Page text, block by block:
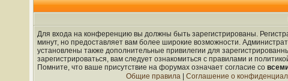
Для входа на конференцию вы должны быть зарегистрированы.
минут, но предоставляет вам более широкие возможности.
установлены также дополнительные привилегии для
зарегистрироваться, вам следует ознакомиться с правилами и
Помните, что ваше присутствие на форумах означает согласие со
Общие правила| Соглашение о